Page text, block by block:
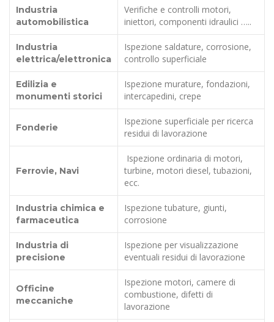
Industria
automobilistica
Verifiche e controlli motori,
iniettori, componenti idraulici …..
Industria
elettrica/elettronica
Ispezione saldature, corrosione,
controllo superficiale
Edilizia e
monumenti storici
Ispezione murature, fondazioni,
intercapedini, crepe
Fonderie
Ispezione superficiale per ricerca
residui di lavorazione
Ferrovie, Navi
Ispezione ordinaria di motori,
turbine, motori diesel, tubazioni,
ecc.
Industria chimica e
farmaceutica
Ispezione tubature, giunti,
corrosione
Industria di
precisione
Ispezione per visualizzazione
eventuali residui di lavorazione
Officine
meccaniche
Ispezione motori, camere di
combustione, difetti di
lavorazione